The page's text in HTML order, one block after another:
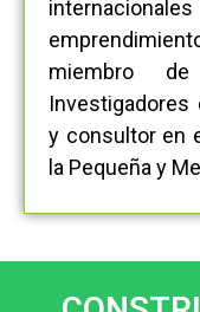
miembro
Investigadores
y consultor en
la Pequeña y